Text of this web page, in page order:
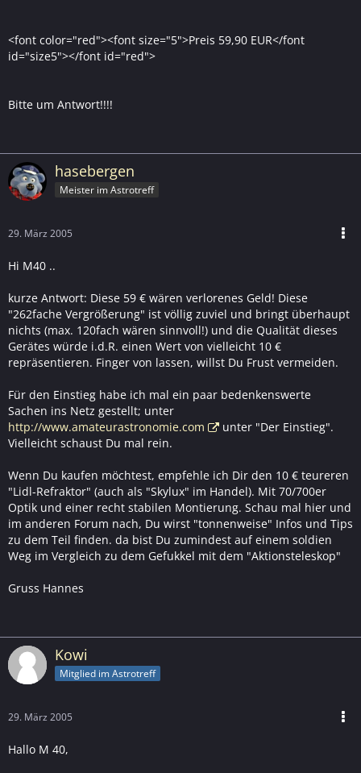
<font color="red"><font size="5">Preis 59,90 EUR</font
id="size5"></font id="red">
Bitte um Antwort!!!!
hasebergen
Meister im Astrotreff
29. März 2005
Hi M40 ..
kurze Antwort: Diese 59 € wären verlorenes Geld! Diese
"262fache Vergrößerung" ist völlig zuviel und bringt überhaupt
nichts (max. 120fach wären sinnvoll!) und die Qualität dieses
Gerätes würde i.d.R. einen Wert von vielleicht 10 €
repräsentieren. Finger von lassen, willst Du Frust vermeiden.
Für den Einstieg habe ich mal ein paar bedenkenswerte
Sachen ins Netz gestellt; unter
http://www.amateurastronomie.com
unter "Der Einstieg".
Vielleicht schaust Du mal rein.
Wenn Du kaufen möchtest, empfehle ich Dir den 10 € teureren
"Lidl-Refraktor" (auch als "Skylux" im Handel). Mit 70/700er
Optik und einer recht stabilen Montierung. Schau mal hier und
im anderen Forum nach, Du wirst "tonnenweise" Infos und Tips
zu dem Teil finden. da bist Du zumindest auf einem soldien
Weg im Vergleich zu dem Gefukkel mit dem "Aktionsteleskop"
Gruss Hannes
Kowi
Mitglied im Astrotreff
29. März 2005
Hallo M 40,